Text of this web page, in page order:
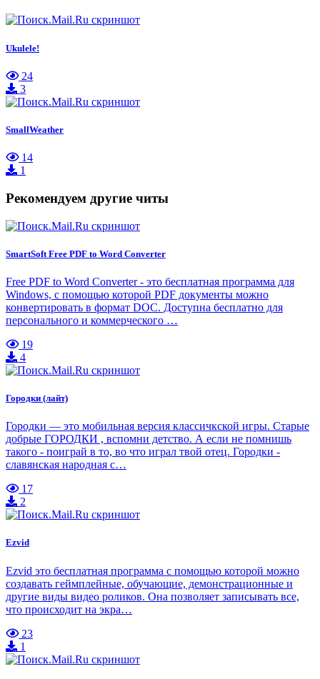
Ukulele!
24
3
SmallWeather
14
1
Рекомендуем другие читы
SmartSoft Free PDF to Word Converter
Free PDF to Word Converter - это бесплатная программа для
Windows, с помощью которой PDF документы можно
конвертировать в формат DOC. Доступна бесплатно для
персонального и коммерческого …
19
4
Городки (лайт)
Городки — это мобильная версия классичкской игры. Старые
добрые ГОРОДКИ , вспомни детство. А если не помнишь
такого - поиграй в то, во что играл твой отец. Городки -
славянская народная с…
17
2
Ezvid
Ezvid это бесплатная программа с помощью которой можно
создавать геймплейные, обучающие, демонстрационные и
другие виды видео роликов. Она позволяет записывать все,
что происходит на экра…
23
1